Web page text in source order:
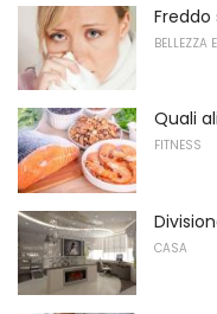
BELLEZZA
Quali
FITNESS
CASA